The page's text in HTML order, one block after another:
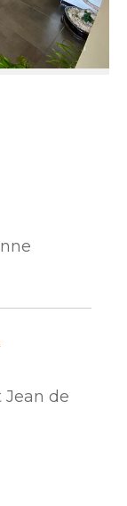
Jean de